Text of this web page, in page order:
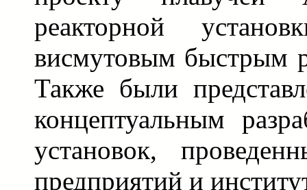
реакторной
висмутовым быстрым
Также были
концептуальным
установок,
предприятий и